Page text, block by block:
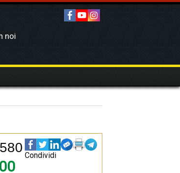
noi
Condividi